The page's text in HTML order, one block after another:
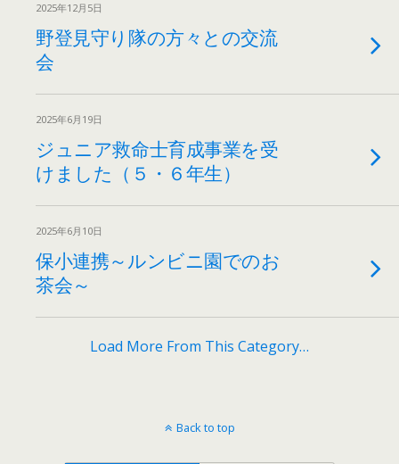
2025年12月5日
野登見守り隊の方々との交流
会
2025年6月19日
ジュニア救命士育成事業を受
けました（５・６年生）
2025年6月10日
保小連携～ルンビニ園でのお
茶会～
Load More From This Category…
Back to top